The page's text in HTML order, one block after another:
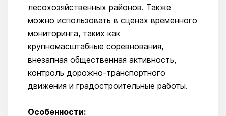
лесохозяйственных районов. Также
можно использовать в сценах временного
мониторинга, таких как
крупномасштабные соревнования,
внезапная общественная активность,
контроль дорожно-транспортного
движения и градостроительные работы.
Особенности: